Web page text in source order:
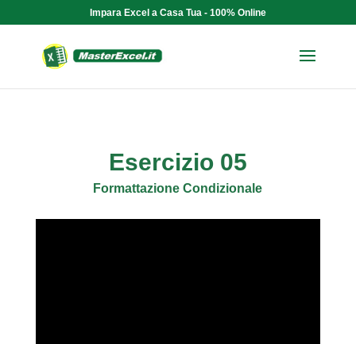
Impara Excel a Casa Tua - 100% Online
Esercizio 05
Formattazione Condizionale